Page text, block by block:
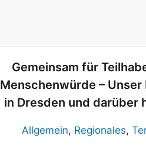
Gemeinsam für
Menschenwürde – Unser
in Dresden und darüber
Allgemein, Regionales,